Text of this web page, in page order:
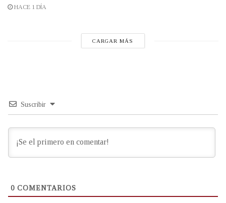
HACE 1 DÍA
CARGAR MÁS
Suscribir
0 COMENTARIOS